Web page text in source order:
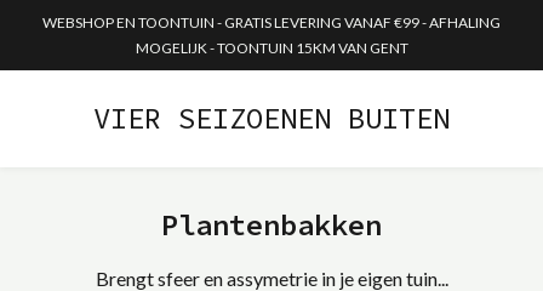
WEBSHOP EN TOONTUIN - GRATIS LEVERING VANAF €99 - AFHALING
MOGELIJK - TOONTUIN 15KM VAN GENT
VIER SEIZOENEN BUITEN
Plantenbakken
Brengt sfeer en assymetrie in je eigen tuin...